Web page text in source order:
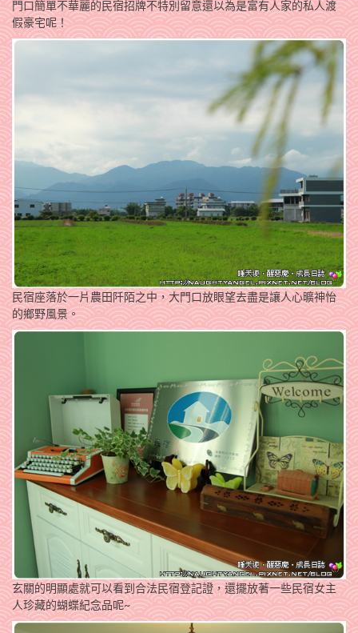
門口簡單不華麗的民宿招牌不特別留意還以為是富有人家的私人渡
假豪宅呢！
民宿座落於一片農田阡陌之中，大門口放眼望去盡是讓人心曠神怡
的鄉野風景。
玄關的明顯處就可以看到合法民宿登記證，還擺放著一些民宿女主
人珍藏的蝴蝶紀念品呢~